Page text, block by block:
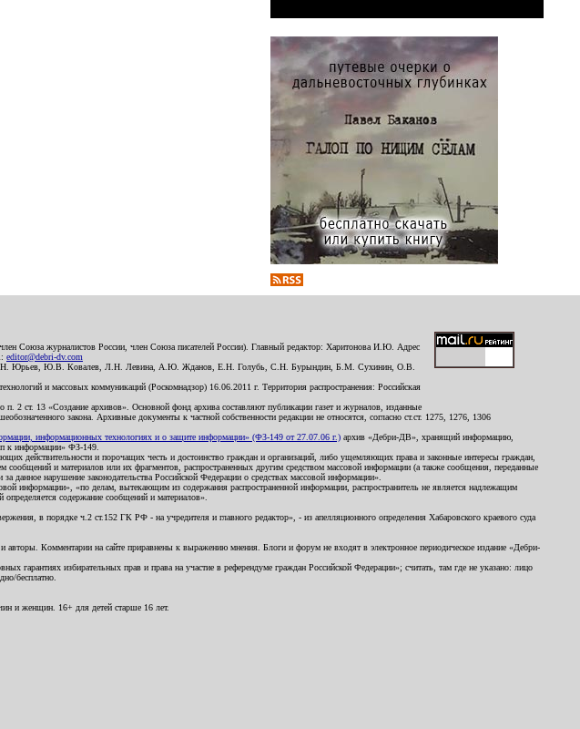
Союза журналистов России, член Союза писателей России). Главный редактор: Харитонова И.Ю. Адрес
editor@debri-dv.com
Ю.Н. Юрьев, Ю.В. Ковалев, Л.Н. Левина, А.Ю. Жданов, Е.Н. Голубь, С.Н. Бурындин, Б.М. Сухинин, О.В.
и массовых коммуникаций (Роскомнадзор) 16.06.2011 г. Территория распространения: Российская
п. 2 ст. 13 «Создание архивов». Основной фонд архива составляют публикации газет и журналов, изданные
закона. Архивные документы к частной собственности редакции не относятся, согласно ст.ст. 1275, 1276, 1306
информационных технологиях и о защите информации» (ФЗ-149 от 27.07.06 г.) архив «Дебри-ДВ», хранящий информацию,
к информации» ФЗ-149.
действительности и порочащих честь и достоинство граждан и организаций, либо ущемляющих права и законные интересы граждан,
и материалов или их фрагментов, распространенных другим средством массовой информации (а также сообщения, переданные
данное нарушение законодательства Российской Федерации о средствах массовой информации».
информации», «по делам, вытекающим из содержания распространенной информации, распространитель не является надлежащим
содержание сообщений и материалов».
в порядке ч.2 ст.152 ГК РФ - на учредителя и главного редактор», - из апелляционного определения Хабаровского краевого суда
авторы. Комментарии на сайте приравнены к выражению мнения. Блоги и форум не входят в электронное периодическое издание «Дебри-
избирательных прав и права на участие в референдуме граждан Российской Федерации»; считать, там где не указано: лицо
бесплатно.
и женщин. 16+ для детей старше 16 лет.